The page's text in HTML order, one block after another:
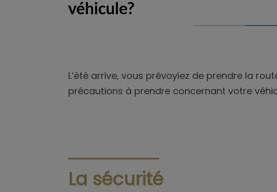
véhicule?
L’été arrive, vous prévoyiez de prendre la
précautions à prendre concernant votre
La sécurité